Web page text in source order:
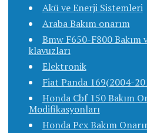
Akü ve Enerji Sistemleri
Araba Bakım onarım
Bmw F650-F800 Bakım
klavuzları
Elektronik
Fiat Panda 169(2004-
Honda Cbf 150 Bakım
Modifikasyonları
Honda Pcx Bakım